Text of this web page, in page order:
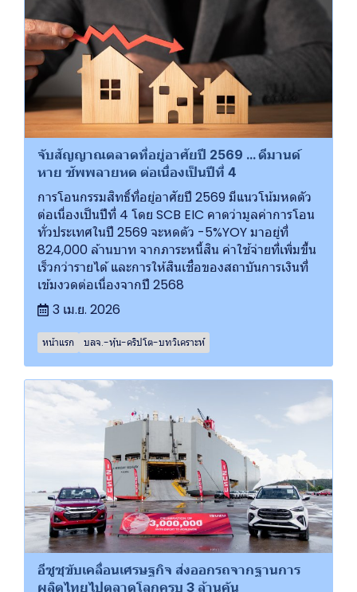
จับสัญญาณตลาดที่อยู่อาศัยปี 2569 ... ดีมานด์
หาย ซัพพลายหด ต่อเนื่องเป็นปีที่ 4
การโอนกรรมสิทธิ์ที่อยู่อาศัยปี 2569 มีแนวโน้มหดตัว
ต่อเนื่องเป็นปีที่ 4 โดย SCB EIC คาดว่ามูลค่าการโอน
ทั่วประเทศในปี 2569 จะหดตัว -5%YOY มาอยู่ที่
824,000 ล้านบาท จากภาระหนี้สิน ค่าใช้จ่ายที่เพิ่มขึ้น
เร็วกว่ารายได้ และการให้สินเชื่อของสถาบันการเงินที่
เข้มงวดต่อเนื่องจากปี 2568
3 เม.ย. 2026
หน้าแรก บลจ.-หุ้น-คริปโต-บทวิเคราะห์
อีซูซุขับเคลื่อนเศรษฐกิจ ส่งออกรถจากฐานการ
ผลิตไทยไปตลาดโลกครบ 3 ล้านคัน